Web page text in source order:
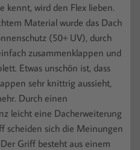
kennt, wird den Flex lieben.
Material wurde das Dach
(50+ UV), durch
zusammenklappen und
Etwas unschön ist, dass
sehr knittrig aussieht,
Durch einen
leicht eine Dacherweiterung
scheiden sich die Meinungen
Griff besteht aus einem